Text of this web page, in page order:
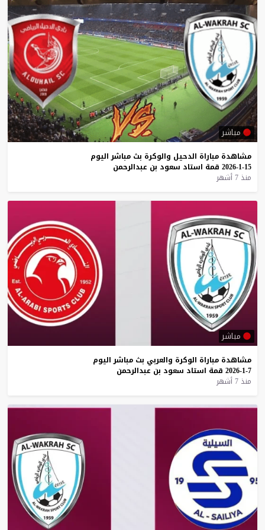
مباشر
مشاهدة مباراة الدحيل والوكرة بث مباشر اليوم
15-1-2026
قمة استاد سعود بن عبدالرحمن
منذ 7 أشهر
مباشر
مشاهدة مباراة الوكرة والعربي بث مباشر اليوم
7-1-2026
قمة استاد سعود بن عبدالرحمن
منذ 7 أشهر